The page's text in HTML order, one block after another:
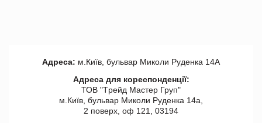
Адреса: м.Київ, бульвар Миколи Руденка 14А
Адреса для кореспонденції:
ТОВ "Tрейд Мастер Груп"
м.Київ, бульвар Миколи Руденка 14а,
2 поверх, оф 121, 03194